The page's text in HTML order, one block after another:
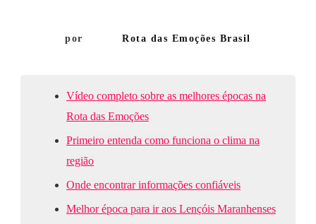
Lençóis
por Rota das Emoções Brasil
Vídeo completo sobre as melhores épocas na
Rota das Emoções
Primeiro entenda como funciona o clima na
região
Onde encontrar informações confiáveis
Melhor época para ir aos Lençóis Maranhenses